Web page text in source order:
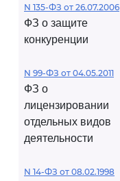
N 135-ФЗ от 26.07.2006
ФЗ о защите
конкуренции
N 99-ФЗ от 04.05.2011
ФЗ о
лицензировании
отдельных видов
деятельности
N 14-ФЗ от 08.02.1998